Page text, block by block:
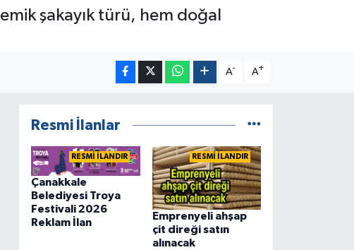
şakayık türü, hem doğal
A- A+
Resmi İlanlar
RESMİ İLANDIR
Çanakkale
Belediyesi Troya
Festivali 2026
Reklam İlan
RESMİ İLANDIR
Emprenyeli ahşap
çit direği satın
alınacak